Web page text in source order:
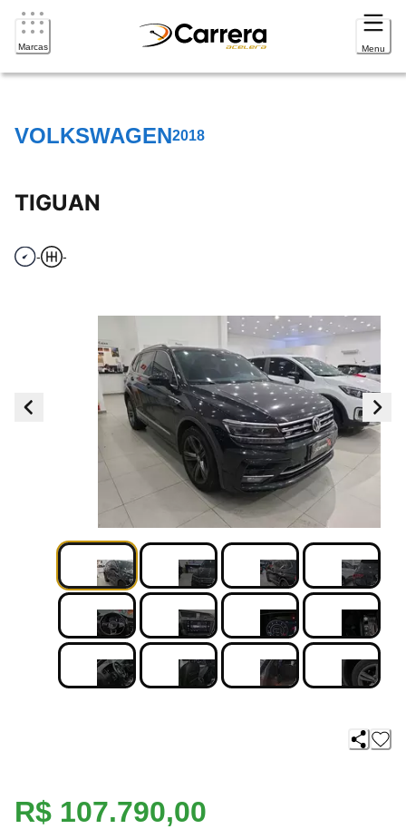
Marcas Menu
VOLKSWAGEN2018
TIGUAN
- -
R$ 107.790,00